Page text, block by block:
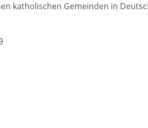
katholischen Gemeinden in